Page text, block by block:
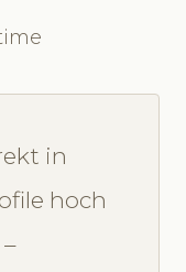
in
hoch